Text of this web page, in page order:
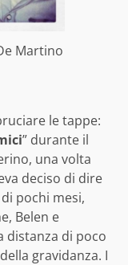
Martino
le tappe:
” durante il
una volta
deciso di dire
pochi mesi,
Belen e
distanza di poco
gravidanza. I